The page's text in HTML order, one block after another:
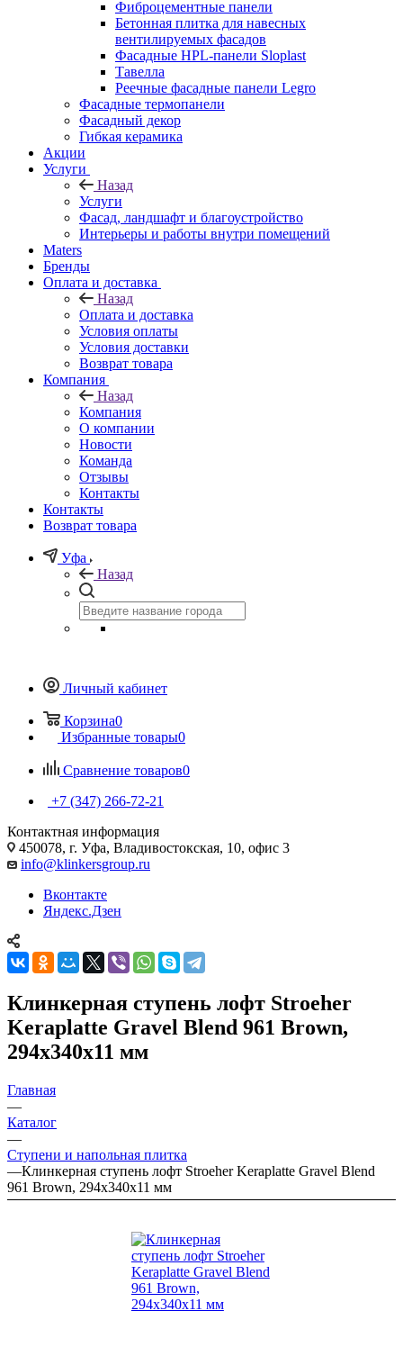
Фиброцементные панели
Бетонная плитка для навесных
вентилируемых фасадов
Фасадные HPL-панели Sloplast
Тавелла
Реечные фасадные панели Legro
Фасадные термопанели
Фасадный декор
Гибкая керамика
Акции
Услуги
Назад
Услуги
Фасад, ландшафт и благоустройство
Интерьеры и работы внутри помещений
Maters
Бренды
Оплата и доставка
Назад
Оплата и доставка
Условия оплаты
Условия доставки
Возврат товара
Компания
Назад
Компания
О компании
Новости
Команда
Отзывы
Контакты
Контакты
Возврат товара
Уфа
Назад
Личный кабинет
Корзина0
Избранные товары0
Сравнение товаров0
+7 (347) 266-72-21
Контактная информация
450078, г. Уфа, Владивостокская, 10, офис 3
info@klinkersgroup.ru
Вконтакте
Яндекс.Дзен
Клинкерная ступень лофт Stroeher
Keraplatte Gravel Blend 961 Brown,
294х340х11 мм
Главная
—
Каталог
—
Ступени и напольная плитка
—Клинкерная ступень лофт Stroeher Keraplatte Gravel Blend
961 Brown, 294х340х11 мм